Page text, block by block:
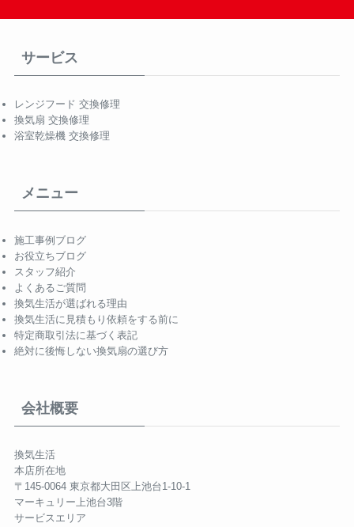
サービス
レンジフード 交換修理
換気扇 交換修理
浴室乾燥機 交換修理
メニュー
施工事例ブログ
お役立ちブログ
スタッフ紹介
よくあるご質問
換気生活が選ばれる理由
換気生活に見積もり依頼をする前に
特定商取引法に基づく表記
絶対に後悔しない換気扇の選び方
会社概要
換気生活
本店所在地
〒145-0064 東京都大田区上池台1-10-1
マーキュリー上池台3階
サービスエリア